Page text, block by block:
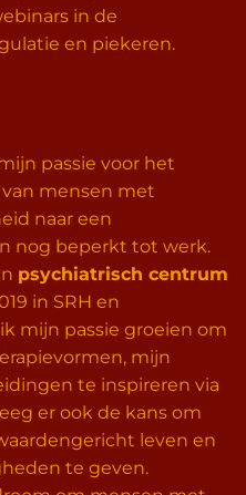
in de
en piekeren.
passie voor het
mensen met
naar een
nog beperkt tot werk.
psychiatrisch centrum
in SRH en
mijn passie groeien om
mijn
te inspireren via
er ook de kans om
leven en
te geven.